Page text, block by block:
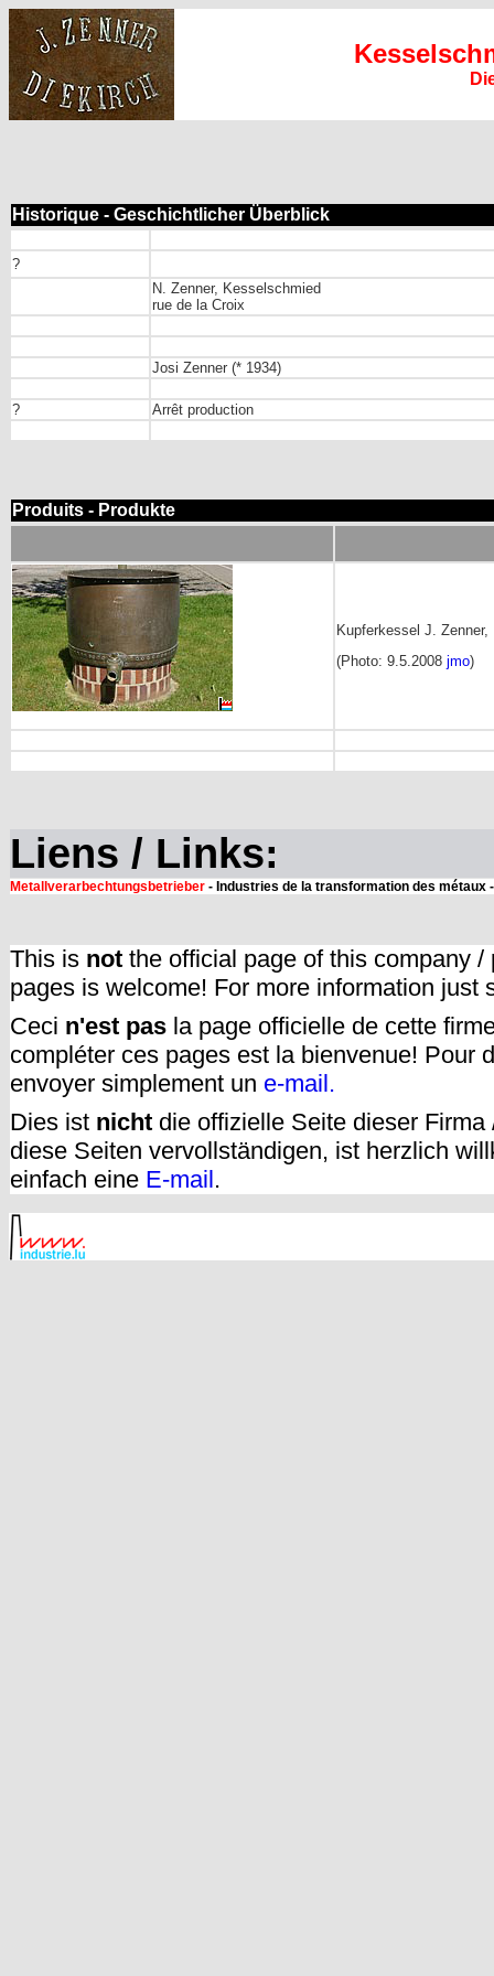
Historique - Geschichtlicher Überblick
?
N. Zenner, Kesselschmied
rue de la Croix
Josi Zenner (* 1934)
? Arrêt production
Produits - Produkte
Kupferkessel J.
(Photo: 9.5.2008 jmo)
Liens / Links:
Metallverarbechtungsbetrieber - Industries de la transformation des métaux
This is not the official page of this company
pages is welcome! For more information just
Ceci n'est pas la page officielle de cette
compléter ces pages est la bienvenue! Pour
envoyer simplement un e-mail.
Dies ist nicht die offizielle Seite dieser
diese Seiten vervollständigen, ist herzlich
einfach eine E-mail.